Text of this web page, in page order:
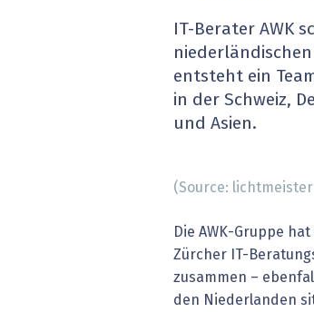
» alle News
IT-Berater AWK
entsteht ein
in der Schweiz,
und Asien.
(Source:
Die AWK-Gruppe
Zürcher IT-
zusammen –
den Niederlanden